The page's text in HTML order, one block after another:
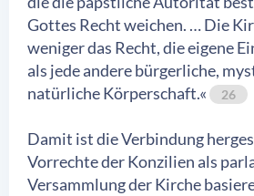
Gottes Recht weichen. … Die
weniger das Recht, die eigene
als jede andere bürgerliche,
natürliche Körperschaft.«
26
Damit ist die Verbindung
Vorrechte der Konzilien als
Versammlung der Kirche